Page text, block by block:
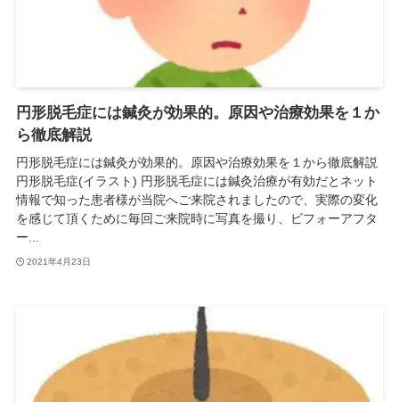
円形脱毛症には鍼灸が効果的。原因や治療効果を１か
ら徹底解説
円形脱毛症には鍼灸が効果的。原因や治療効果を１から徹底解説
円形脱毛症(イラスト) 円形脱毛症には鍼灸治療が有効だとネット
情報で知った患者様が当院へご来院されましたので、実際の変化
を感じて頂くために毎回ご来院時に写真を撮り、ビフォーアフタ
ー...
2021年4月23日